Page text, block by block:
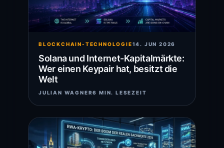
BLOCKCHAIN-TECHNOLOGIE14. JUN 2026
Solana und Internet-Kapitalmärkte:
Wer einen Keypair hat, besitzt die
Welt
JULIAN WAGNER6 MIN. LESEZEIT